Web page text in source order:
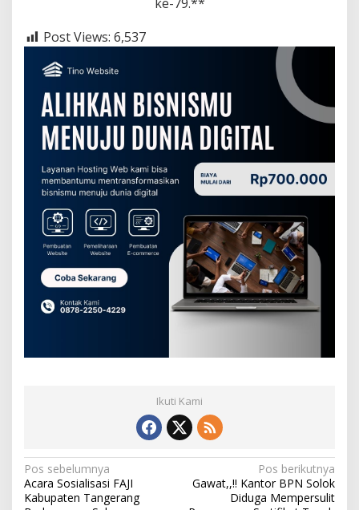
Post Views: 6,537
Ikuti Kami
N
a
Pos sebelumnya
Acara Sosialisasi FAJI
Kabupaten Tangerang
Pos berikutnya
Gawat,,!! Kantor BPN Solok
Diduga Mempersulit